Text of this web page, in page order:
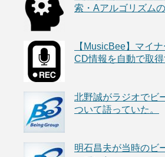
索・Aアルゴリズムの
【MusicBee】マイ
CD情報を自動で取得
北野誠がラジオでビ
ついて語っていた。
明石昌夫が当時のビ